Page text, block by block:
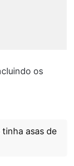
os
tinha asas de